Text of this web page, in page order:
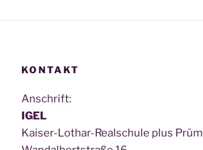
KONTAKT
Anschrift:
IGEL
Kai­ser-Lothar-Real­schu­le plus Prüm